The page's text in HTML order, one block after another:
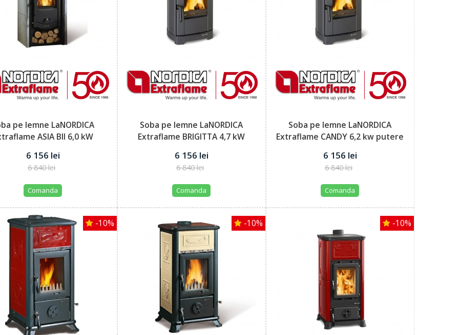
pe lemne LaNORDICA
ASIA BII 6,0 kW
6 156 lei
6 840 lei
Comanda
Soba pe lemne LaNORDICA
Extraflame BRIGITTA 4,7 kW
6 156 lei
6 840 lei
Comanda
Soba pe lemne LaNORDICA
Extraflame CANDY 6,2 kw putere
6 156 lei
6 840 lei
Comanda
-10% -10% -10%